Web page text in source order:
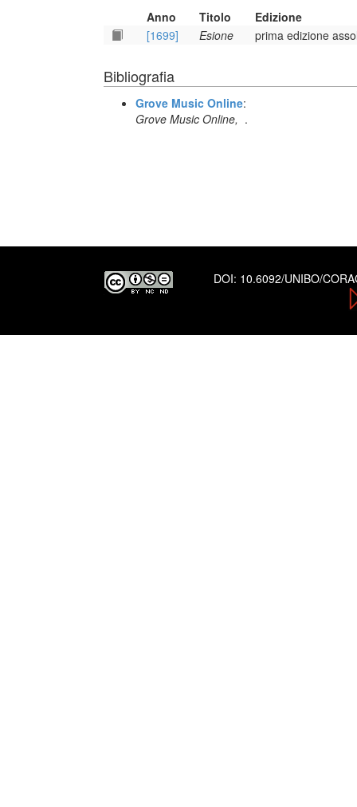
Anno Titolo
Edizione
[1699]
Esione prima edizione
Bibliografia
Grove Music Online:
Grove Music Online, .
DOI: 10.6092/UNIBO/